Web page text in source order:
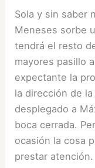
Sola y sin saber
Meneses sorbe
tendrá el resto
mayores pasillo
expectante la
la dirección de
desplegado a
boca cerrada.
ocasión la cosa
prestar atención.